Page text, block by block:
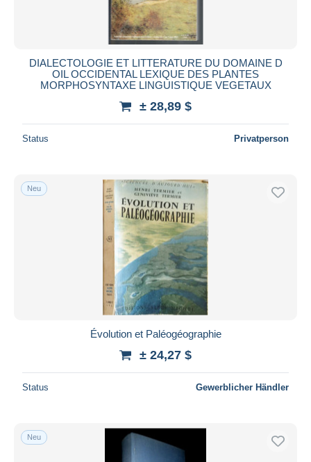
DIALECTOLOGIE ET LITTERATURE DU DOMAINE D
OIL OCCIDENTAL LEXIQUE DES PLANTES
MORPHOSYNTAXE LINGUISTIQUE VEGETAUX
± 28,89 $
Status Privatperson
Neu
Évolution et Paléogéographie
± 24,27 $
Status Gewerblicher Händler
Neu